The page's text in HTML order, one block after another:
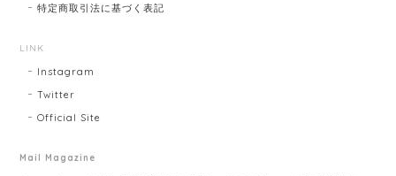
特定商取引法に基づく表記
LINK
Instagram
Twitter
Official Site
Mail Magazine